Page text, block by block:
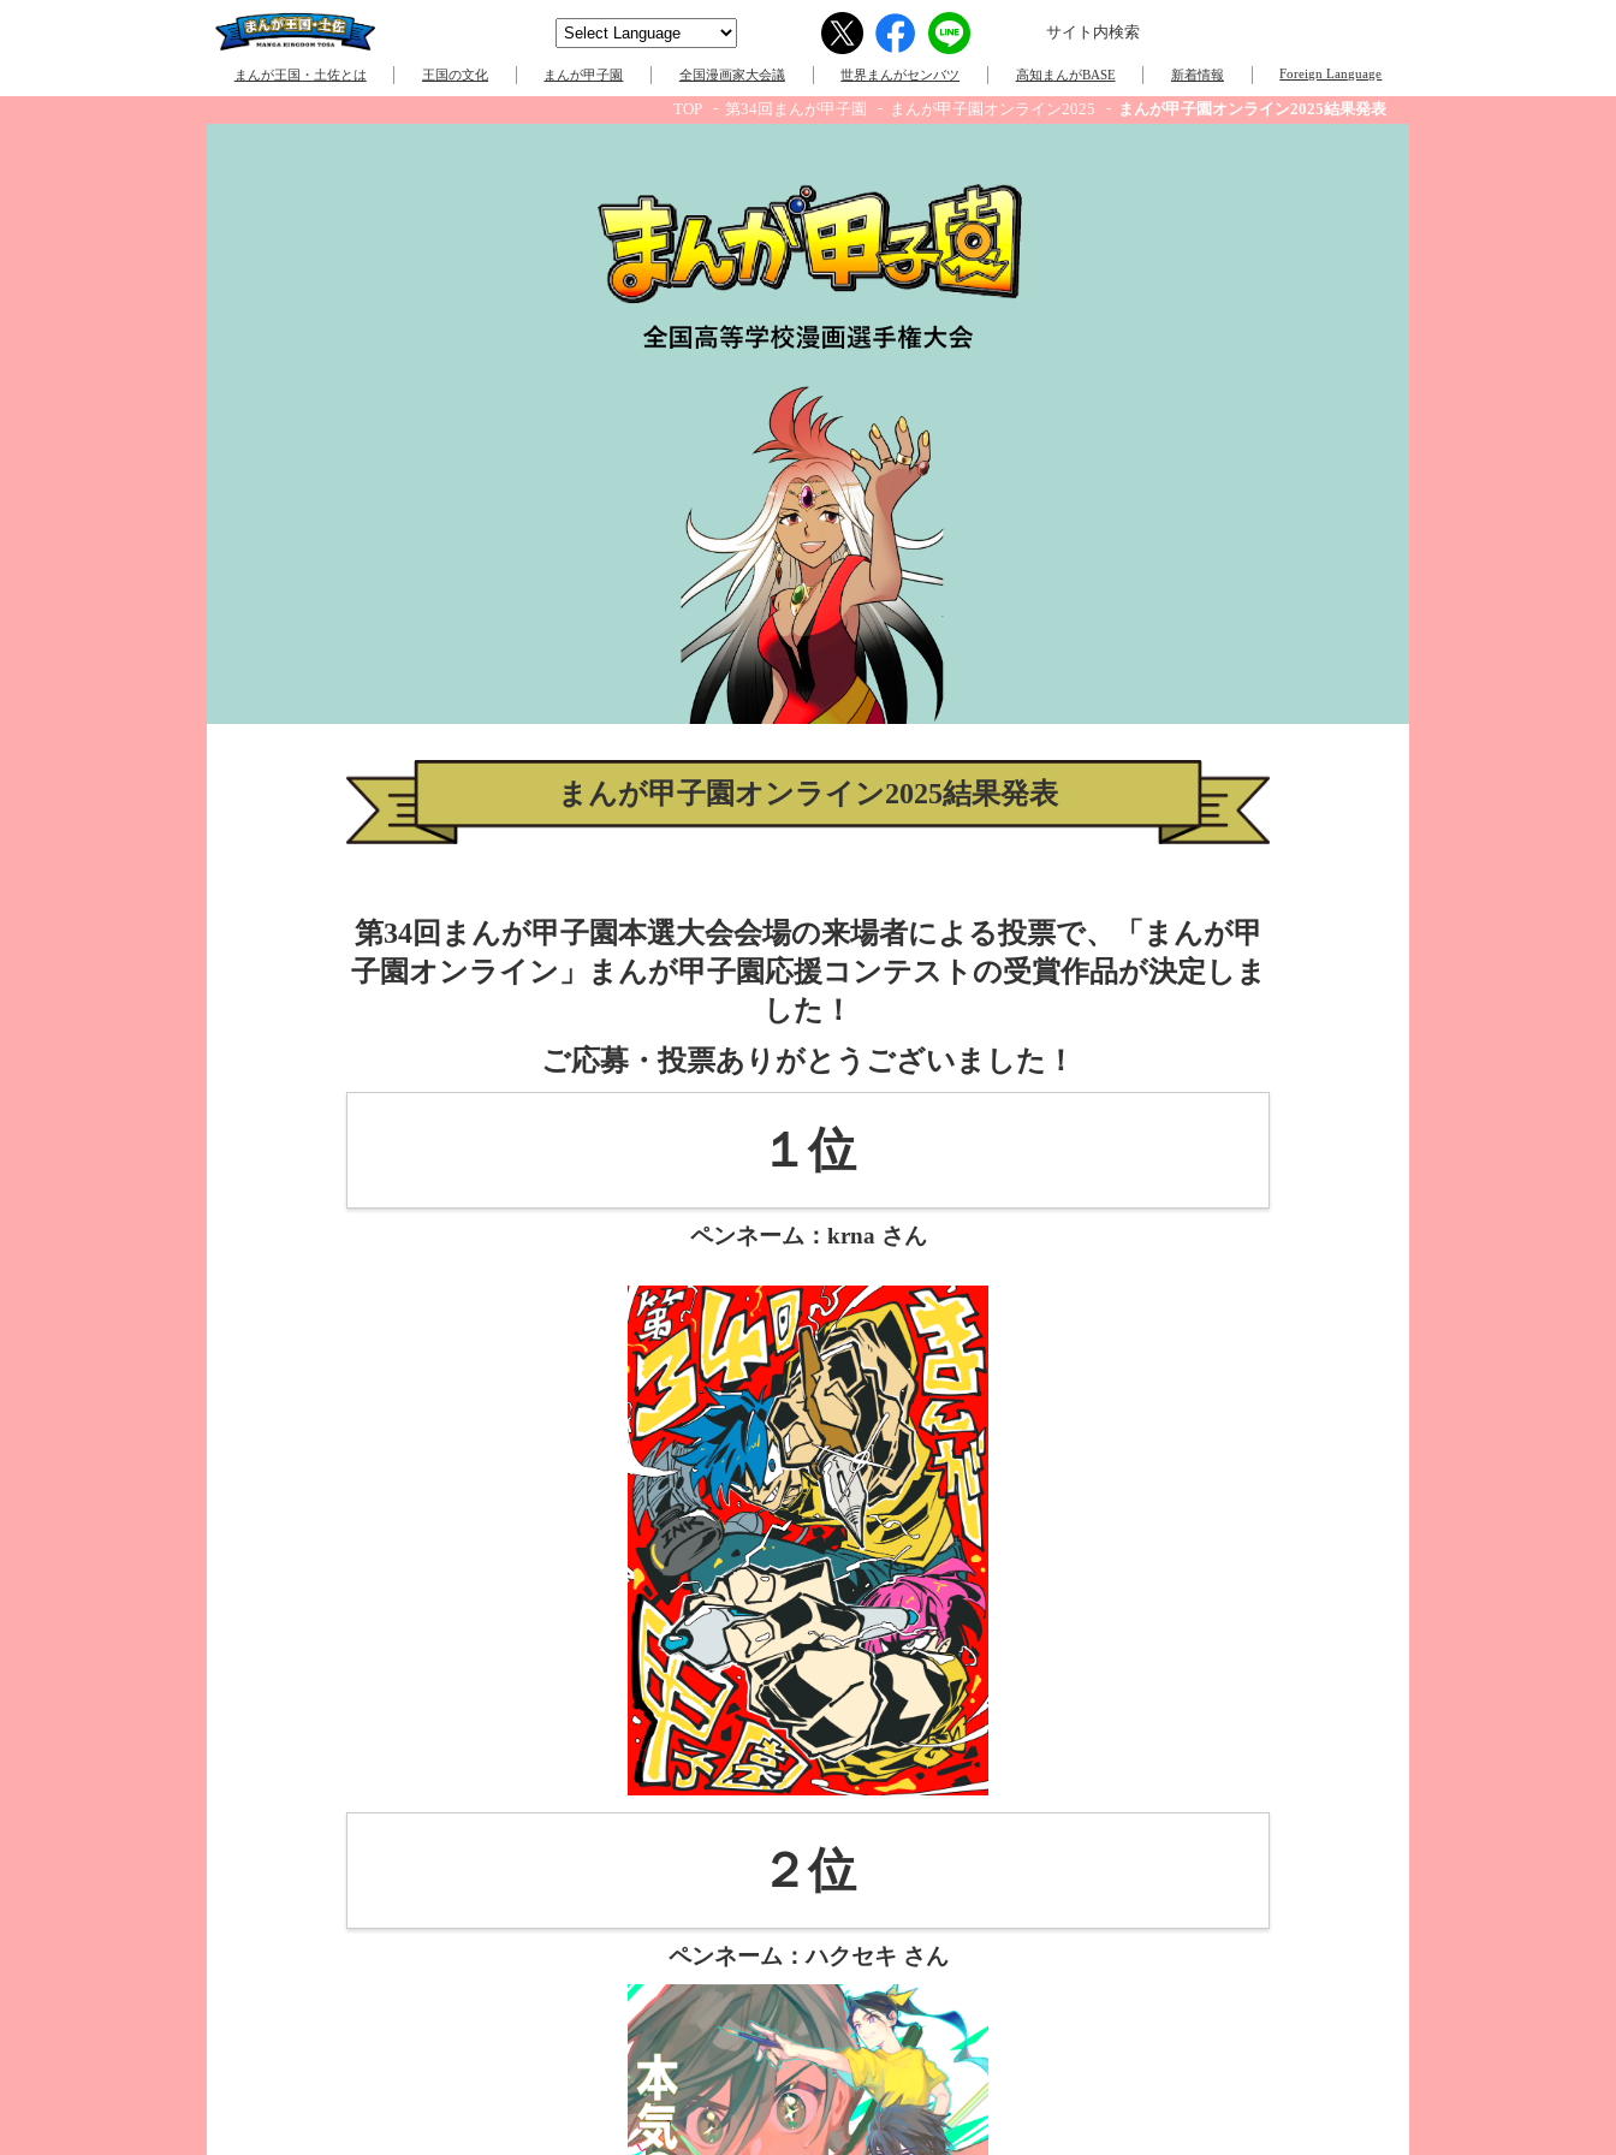
サイト内検索
まんが王国・土佐とは 王国の文化 まんが甲子園 全国漫画家大会議 世界まんがセンバツ 高知まんがBASE 新着情報 Foreign Language
TOP 第34回まんが甲子園 まんが甲子園オンライン2025 まんが甲子園オンライン2025結果発表
まんが甲子園オンライン2025結果発表
第34回まんが甲子園本選大会会場の来場者による投票で、「まんが甲
子園オンライン」まんが甲子園応援コンテストの受賞作品が決定しま
した！
ご応募・投票ありがとうございました！
１位
ペンネーム：krna さん
２位
ペンネーム：ハクセキ さん